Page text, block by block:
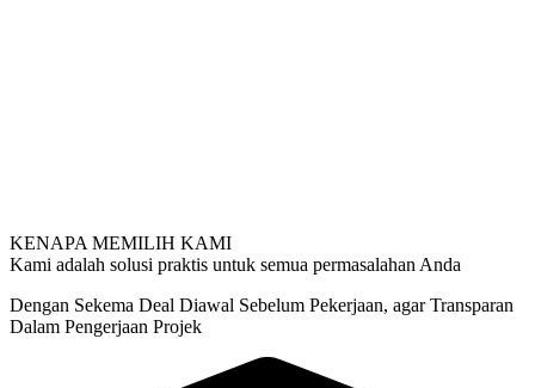
KENAPA MEMILIH KAMI
Kami adalah solusi praktis untuk semua permasalahan Anda
Dengan Sekema Deal Diawal Sebelum Pekerjaan, agar Transparan
Dalam Pengerjaan Projek